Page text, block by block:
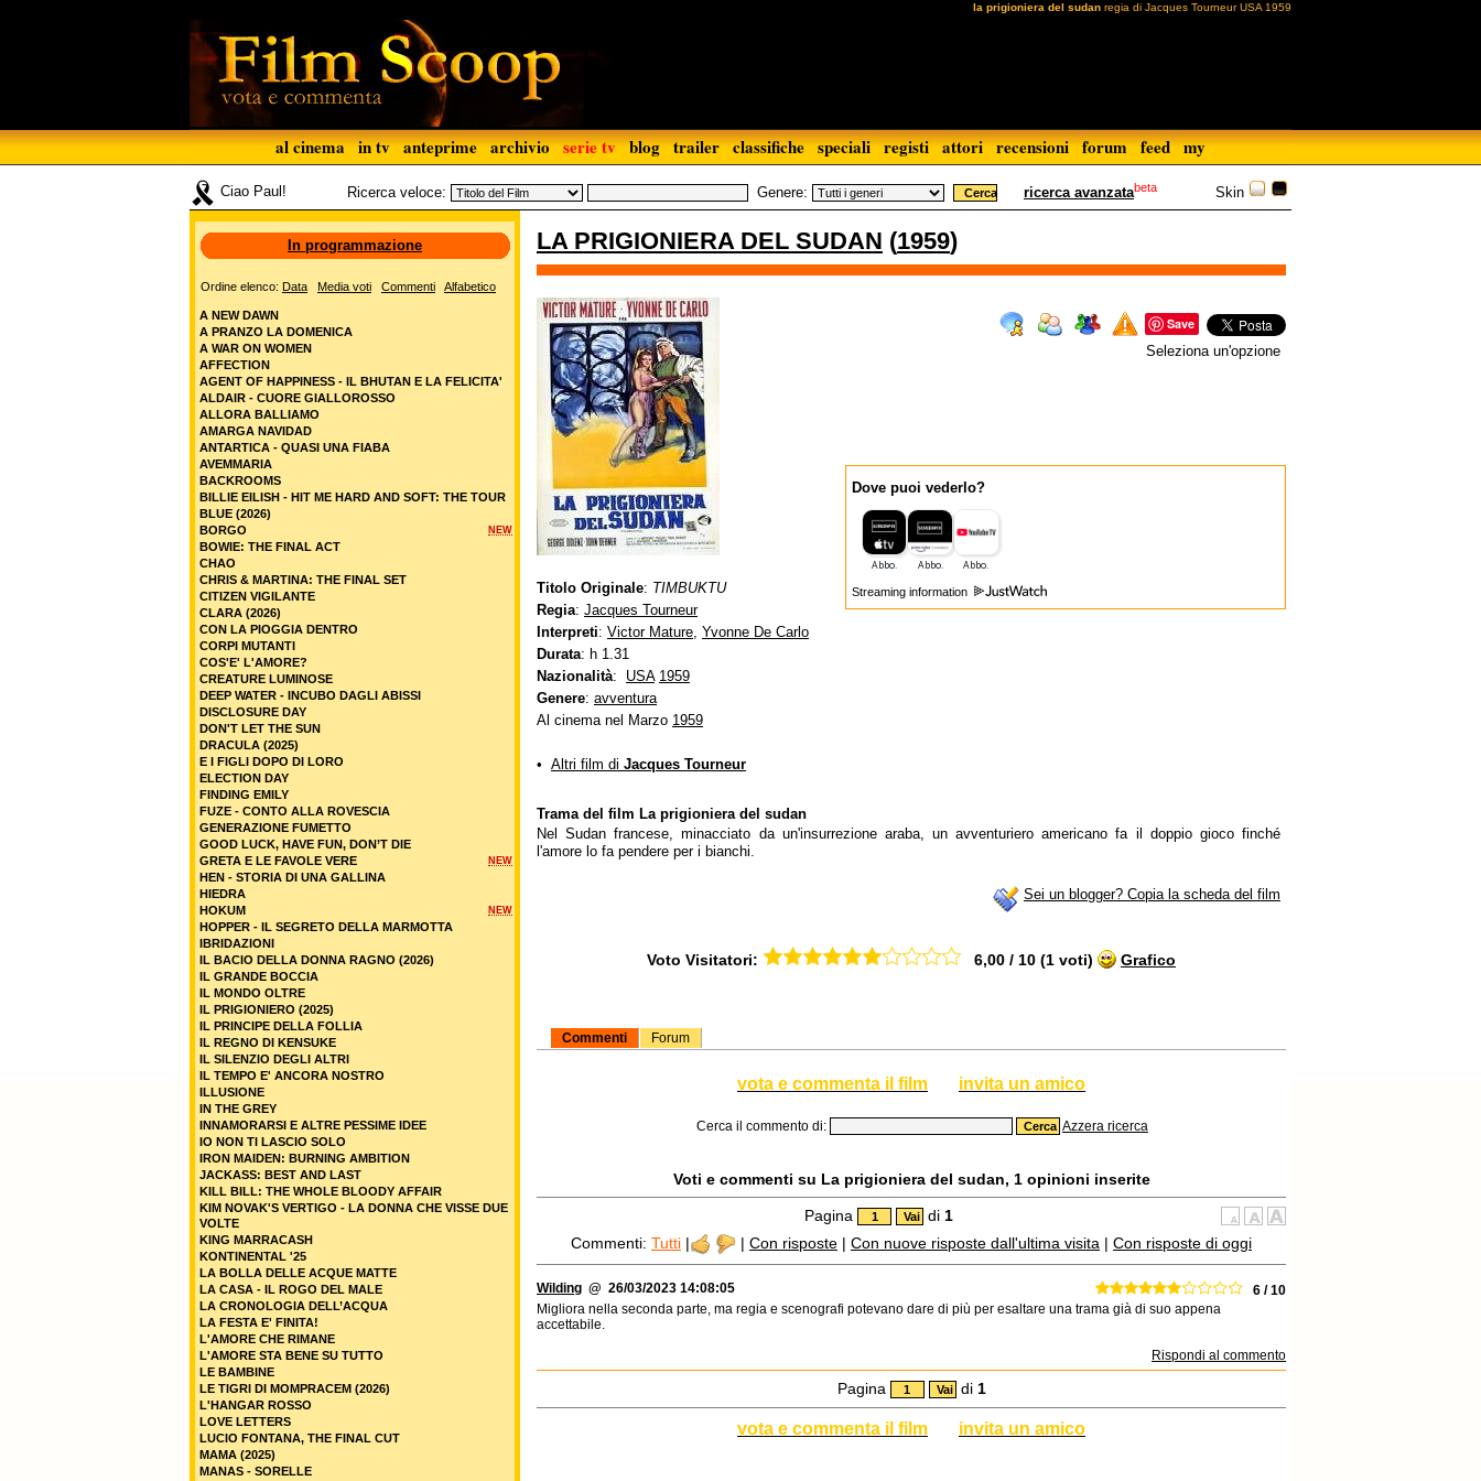
la prigioniera del sudan regia di Jacques Tourneur USA 1959
al cinema in tv anteprime archivio serie tv blog trailer classifiche speciali registi attori recensioni forum feed my
Skin
Ciao Paul! Ricerca veloce: Genere: ricerca avanzatabeta
LA PRIGIONIERA DEL SUDAN (1959)
Save
Seleziona un'opzione
Dove puoi vederlo?
Streaming information
Titolo Originale: TIMBUKTU
Regia: Jacques Tourneur
Interpreti: Victor Mature, Yvonne De Carlo
Durata: h 1.31
Nazionalità: USA 1959
Genere: avventura
Al cinema nel Marzo 1959
• Altri film di Jacques Tourneur
Trama del film La prigioniera del sudan
Nel Sudan francese, minacciato da un'insurrezione araba, un avventuriero americano fa il doppio gioco finché
l'amore lo fa pendere per i bianchi.
Sei un blogger? Copia la scheda del film
Voto Visitatori: 6,00 / 10 (1 voti) Grafico
Commenti Forum
vota e commenta il film invita un amico
Cerca il commento di: Azzera ricerca
Voti e commenti su La prigioniera del sudan, 1 opinioni inserite
Pagina di 1
Commenti: Tutti | | Con risposte | Con nuove risposte dall'ultima visita | Con risposte di oggi
Wilding @ 26/03/2023 14:08:05
6 / 10
Migliora nella seconda parte, ma regia e scenografi potevano dare di più per esaltare una trama già di suo appena
accettabile.
Rispondi al commento
Pagina di 1
vota e commenta il film invita un amico
In programmazione
Ordine elenco: Data Media voti Commenti Alfabetico
A NEW DAWN
A PRANZO LA DOMENICA
A WAR ON WOMEN
AFFECTION
AGENT OF HAPPINESS - IL BHUTAN E LA FELICITA'
ALDAIR - CUORE GIALLOROSSO
ALLORA BALLIAMO
AMARGA NAVIDAD
ANTARTICA - QUASI UNA FIABA
AVEMMARIA
BACKROOMS
BILLIE EILISH - HIT ME HARD AND SOFT: THE TOUR
BLUE (2026)
NEW
BORGO
BOWIE: THE FINAL ACT
CHAO
CHRIS & MARTINA: THE FINAL SET
CITIZEN VIGILANTE
CLARA (2026)
CON LA PIOGGIA DENTRO
CORPI MUTANTI
COS'E' L'AMORE?
CREATURE LUMINOSE
DEEP WATER - INCUBO DAGLI ABISSI
DISCLOSURE DAY
DON'T LET THE SUN
DRACULA (2025)
E I FIGLI DOPO DI LORO
ELECTION DAY
FINDING EMILY
FUZE - CONTO ALLA ROVESCIA
GENERAZIONE FUMETTO
GOOD LUCK, HAVE FUN, DON’T DIE
NEW
GRETA E LE FAVOLE VERE
HEN - STORIA DI UNA GALLINA
HIEDRA
NEW
HOKUM
HOPPER - IL SEGRETO DELLA MARMOTTA
IBRIDAZIONI
IL BACIO DELLA DONNA RAGNO (2026)
IL GRANDE BOCCIA
IL MONDO OLTRE
IL PRIGIONIERO (2025)
IL PRINCIPE DELLA FOLLIA
IL REGNO DI KENSUKE
IL SILENZIO DEGLI ALTRI
IL TEMPO E' ANCORA NOSTRO
ILLUSIONE
IN THE GREY
INNAMORARSI E ALTRE PESSIME IDEE
IO NON TI LASCIO SOLO
IRON MAIDEN: BURNING AMBITION
JACKASS: BEST AND LAST
KILL BILL: THE WHOLE BLOODY AFFAIR
KIM NOVAK'S VERTIGO - LA DONNA CHE VISSE DUE
VOLTE
KING MARRACASH
KONTINENTAL '25
LA BOLLA DELLE ACQUE MATTE
LA CASA - IL ROGO DEL MALE
LA CRONOLOGIA DELL’ACQUA
LA FESTA E' FINITA!
L'AMORE CHE RIMANE
L'AMORE STA BENE SU TUTTO
LE BAMBINE
LE TIGRI DI MOMPRACEM (2026)
L'HANGAR ROSSO
LOVE LETTERS
LUCIO FONTANA, THE FINAL CUT
MAMA (2025)
MANAS - SORELLE